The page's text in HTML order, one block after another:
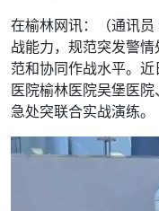
在榆林网讯：（通讯
战能力，规范突发警
范和协同作战水平。
医院榆林医院吴堡医
急处突联合实战演练。